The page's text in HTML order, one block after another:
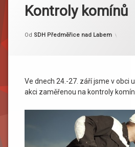
Kontroly komínů
Publikováno27. 9. 2020
Aktualizováno 4. 10. 2020
Od SDH Předměřice nad Labem
Ve dnech 24.-27. září jsme v obci
akci zaměřenou na kontroly